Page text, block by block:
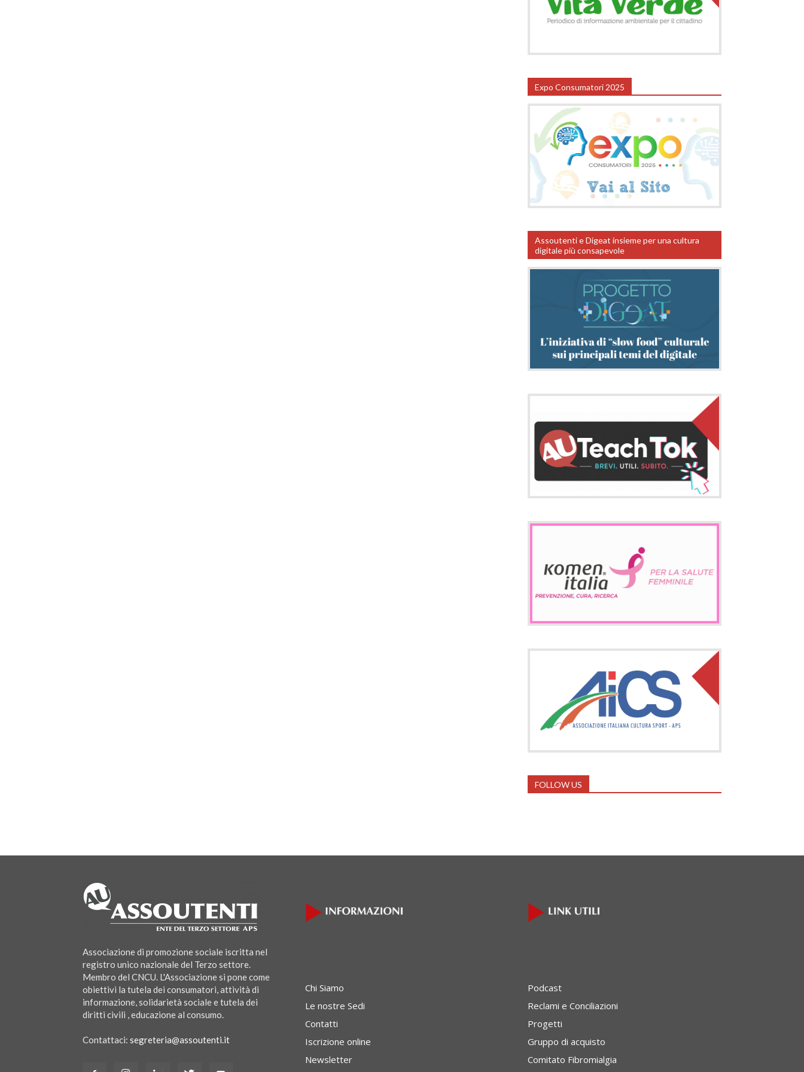
Expo Consumatori 2025
Assoutenti e Digeat insieme per una cultura
digitale più consapevole
FOLLOW US
Associazione di promozione sociale iscritta nel
registro unico nazionale del Terzo settore.
Membro del CNCU. L'Associazione si pone come
obiettivi la tutela dei consumatori, attività di
informazione, solidarietà sociale e tutela dei
diritti civili , educazione al consumo.
Contattaci: segreteria@assoutenti.it
Chi Siamo
Le nostre Sedi
Contatti
Iscrizione online
Newsletter
Podcast
Reclami e Conciliazioni
Progetti
Gruppo di acquisto
Comitato Fibromialgia